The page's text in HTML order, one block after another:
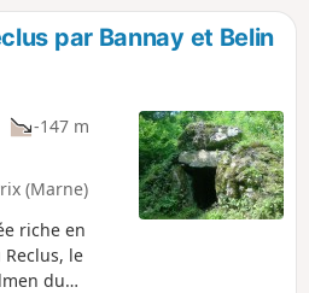
apporterpar Bannay et Belin
-147 m
(Marne)
riche en
le
du